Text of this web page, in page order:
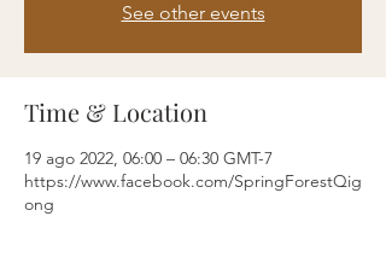
See other events
Time & Location
19 ago 2022, 06:00 – 06:30 GMT-7
https://www.facebook.com/SpringForestQig
ong